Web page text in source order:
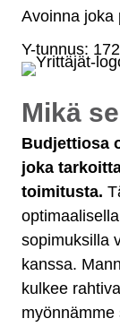
Avoinna joka
Y-tunnus:
Mikä
Budjettiosa
joka
toimitusta.
sopimuksilla
kanssa.
kulkee